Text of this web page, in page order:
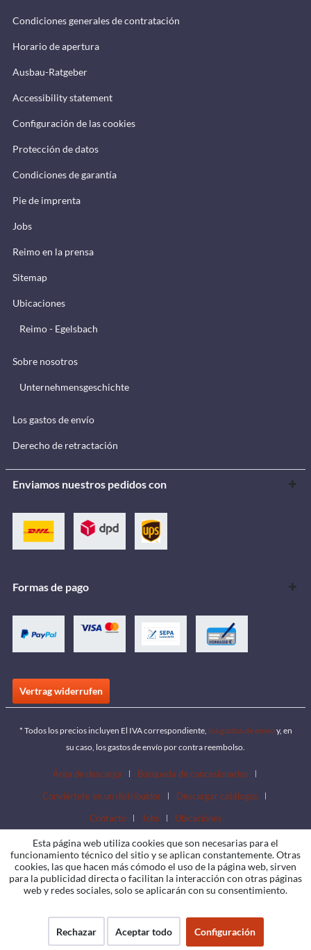
Condiciones generales de contratación
Horario de apertura
Ausbau-Ratgeber
Accessibility statement
Configuración de las cookies
Protección de datos
Condiciones de garantía
Pie de imprenta
Jobs
Reimo en la prensa
Sitemap
Ubicaciones
Reimo - Egelsbach
Sobre nosotros
Unternehmensgeschichte
Los gastos de envío
Derecho de retractación
Enviamos nuestros pedidos con
Formas de pago
Vertrag widerrufen
* Todos los precios incluyen El IVA correspondiente, los gastos de envío y, en
su caso, los gastos de envío por contra reembolso.
Área de descarga
Búsqueda de concesionarios
Conviértete en un distribuidor
Descargar catálogos
Contacto
Jobs Ubicaciones
Esta página web utiliza cookies que son necesarias para el
funcionamiento técnico del sitio y se aplican constantemente. Otras
cookies, las que hacen más cómodo el uso de la página web, sirven
para la publicidad directa o facilitan la interacción con otras páginas
web y redes sociales, solo se aplicarán con su consentimiento.
Rechazar Aceptar todo Configuración